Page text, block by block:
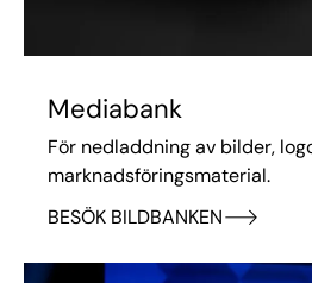
Mediabank
För nedladdning av bilder,
marknadsföringsmaterial.
BESÖK BILDBANKEN